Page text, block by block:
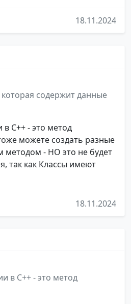
18.11.2024
содержит данные
С++ - это метод
можете создать разные
методом - НО это не будет
так как Классы имеют
18.11.2024
в С++ - это метод